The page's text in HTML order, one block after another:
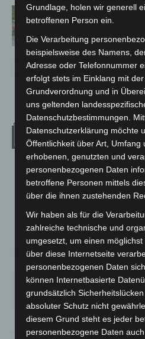
Region
Kreuz
LANGENHAGEN
Klarer Himmel
17
2.7m/s
SO.
34°
MO.
29°
DI.
23°
Grundlage, holen wir generell
betroffenen Person ein.
Die Verarbeitung
beispielsweise des Namens,
Adresse oder Telefonnummer
erfolgt stets im Einklang mit
Grundverordnung und in
uns geltenden
Datenschutzbestimmungen.
Datenschutzerklärung möchte
Öffentlichkeit über Art, Umfang
erhobenen, genutzten und
personenbezogenen Daten
betroffene Personen mittels
über die ihnen zustehenden
Wir haben als für die
zahlreiche technische und
umgesetzt, um einen
über diese Internetseite
personenbezogenen Daten
können Internetbasierte
grundsätzlich
absoluter Schutz nicht
diesem Grund steht es jeder
personenbezogene Daten